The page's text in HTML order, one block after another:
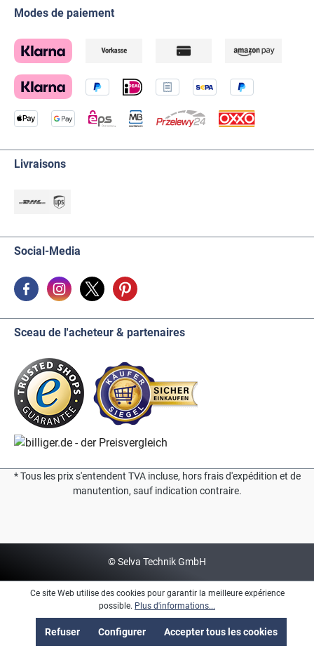
Modes de paiement
Livraisons
Social-Media
Sceau de l'acheteur & partenaires
* Tous les prix s'entendent TVA incluse, hors frais d'expédition et de
manutention, sauf indication contraire.
© Selva Technik GmbH
Ce site Web utilise des cookies pour garantir la meilleure expérience
possible. Plus d'informations...
Refuser Configurer Accepter tous les cookies